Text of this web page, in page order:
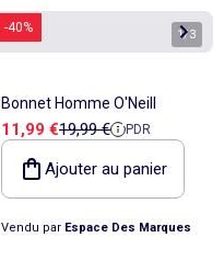
-40% 1/3
Bonnet Homme O'Neill
Prix de vente
11,99 €Prix de référence
19,99 € PDR
Ajouter au panier
Vendu par Espace Des Marques